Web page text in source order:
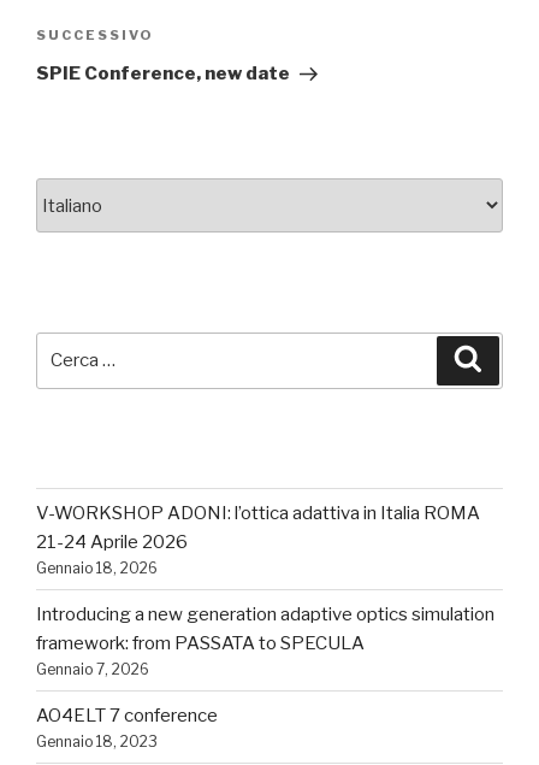
Articolo
successivo
SUCCESSIVO
SPIE Conference, new date
V-WORKSHOP ADONI: l’ottica adattiva in Italia ROMA
21-24 Aprile 2026
Gennaio 18, 2026
Introducing a new generation adaptive optics simulation
framework: from PASSATA to SPECULA
Gennaio 7, 2026
AO4ELT 7 conference
Gennaio 18, 2023